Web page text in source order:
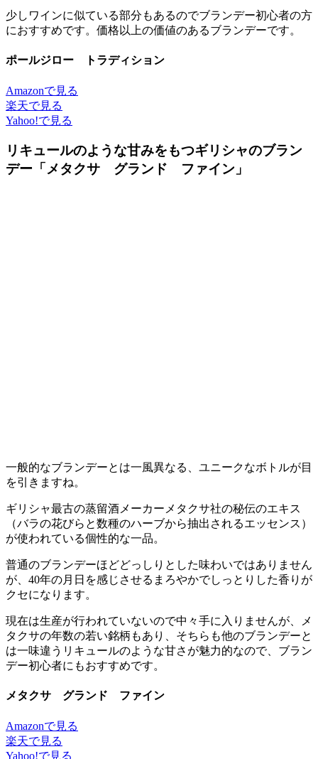
少しワインに似ている部分もあるのでブランデー初心者の方
におすすめです。価格以上の価値のあるブランデーです。
ポールジロー トラディション
Amazonで見る
楽天で見る
Yahoo!で見る
リキュールのような甘みをもつギリシャのブラン
デー「メタクサ グランド ファイン」
一般的なブランデーとは一風異なる、ユニークなボトルが目
を引きますね。
ギリシャ最古の蒸留酒メーカーメタクサ社の秘伝のエキス
（バラの花びらと数種のハーブから抽出されるエッセンス）
が使われている個性的な一品。
普通のブランデーほどどっしりとした味わいではありません
が、40年の月日を感じさせるまろやかでしっとりした香りが
クセになります。
現在は生産が行われていないので中々手に入りませんが、メ
タクサの年数の若い銘柄もあり、そちらも他のブランデーと
は一味違うリキュールのような甘さが魅力的なので、ブラン
デー初心者にもおすすめです。
メタクサ グランド ファイン
Amazonで見る
楽天で見る
Yahoo!で見る